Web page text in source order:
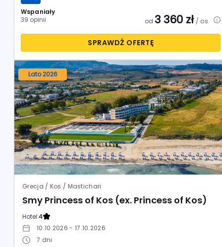
Wspaniały
39 opinii
od 3 360 zł/ os.
SPRAWDŹ OFERTĘ
Lato 2026
Grecja / Kos / Mastichari
Smy Princess of Kos (ex. Princess of Kos)
Hotel:4
10.10.2026 - 17.10.2026
7 dni